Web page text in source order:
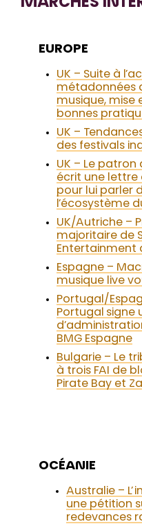
MARCHÉS
EUROPE
UK – Suite à
métadonnées
musique, mise
bonnes
UK –
des festivals
UK – Le patron
écrit une lettre
pour lui parler
l’écosystème
UK/Autriche –
majoritaire de
Entertainment
Espagne –
musique live
Portugal/
Portugal signe
BMG Espagne
Bulgarie – Le
à trois FAI de
Pirate Bay et
OCÉANIE
Australie –
une pétition
redevances